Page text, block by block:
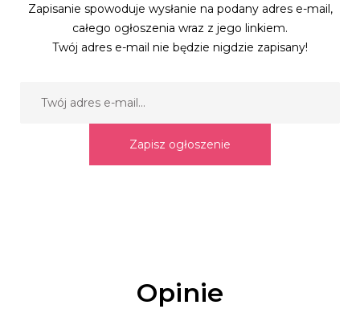
Zapisanie spowoduje wysłanie na podany adres e-mail,
całego ogłoszenia wraz z jego linkiem.
Twój adres e-mail nie będzie nigdzie zapisany!
Zapisz ogłoszenie
Opinie